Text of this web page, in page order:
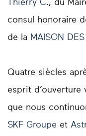
Thierry C., du
consul honoraire
de la MAISON
Quatre siècles
esprit d’ouverture
que nous
SKF Groupe et